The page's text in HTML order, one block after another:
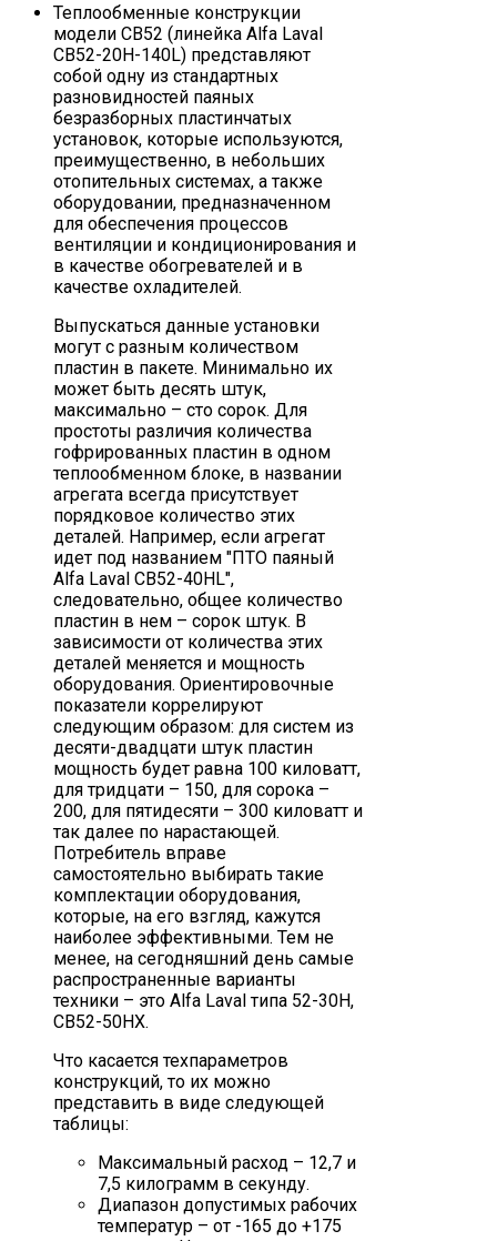
Теплообменные конструкции
модели CB52 (линейка Alfa Laval
СВ52-20H-140L) представляют
собой одну из стандартных
разновидностей паяных
безразборных пластинчатых
установок, которые используются,
преимущественно, в небольших
отопительных системах, а также
оборудовании, предназначенном
для обеспечения процессов
вентиляции и кондиционирования и
в качестве обогревателей и в
качестве охладителей.
Выпускаться данные установки
могут с разным количеством
пластин в пакете. Минимально их
может быть десять штук,
максимально – сто сорок. Для
простоты различия количества
гофрированных пластин в одном
теплообменном блоке, в названии
агрегата всегда присутствует
порядковое количество этих
деталей. Например, если агрегат
идет под названием "ПТО паяный
Alfa Laval СВ52-40HL",
следовательно, общее количество
пластин в нем – сорок штук. В
зависимости от количества этих
деталей меняется и мощность
оборудования. Ориентировочные
показатели коррелируют
следующим образом: для систем из
десяти-двадцати штук пластин
мощность будет равна 100 киловатт,
для тридцати – 150, для сорока –
200, для пятидесяти – 300 киловатт и
так далее по нарастающей.
Потребитель вправе
самостоятельно выбирать такие
комплектации оборудования,
которые, на его взгляд, кажутся
наиболее эффективными. Тем не
менее, на сегодняшний день самые
распространенные варианты
техники – это Alfa Laval типа 52-30H,
СВ52-50HX.
Что касается техпараметров
конструкций, то их можно
представить в виде следующей
таблицы:
Максимальный расход – 12,7 и
7,5 килограмм в секунду.
Диапазон допустимых рабочих
температур – от -165 до +175